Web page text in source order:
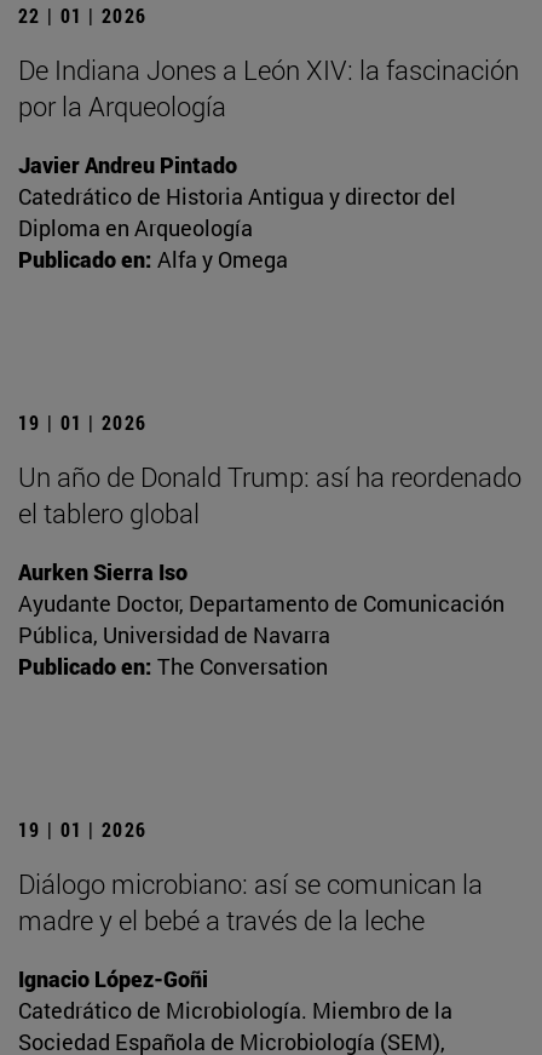
22 | 01 | 2026
De Indiana Jones a León XIV: la fascinación
por la Arqueología
Javier Andreu Pintado
Catedrático de Historia Antigua y director del
Diploma en Arqueología
Publicado en: Alfa y Omega
19 | 01 | 2026
Un año de Donald Trump: así ha reordenado
el tablero global
Aurken Sierra Iso
Ayudante Doctor, Departamento de Comunicación
Pública, Universidad de Navarra
Publicado en: The Conversation
19 | 01 | 2026
Diálogo microbiano: así se comunican la
madre y el bebé a través de la leche
Ignacio López-Goñi
Catedrático de Microbiología. Miembro de la
Sociedad Española de Microbiología (SEM),